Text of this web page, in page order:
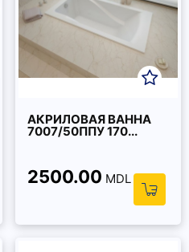
АКРИЛОВАЯ ВАННА
7007/50ППУ 170...
2500.00 MDL